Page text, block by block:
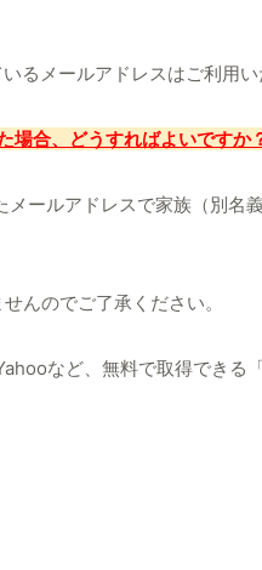
るメールアドレスはご利用い
場合、どうすればよいですか
ールアドレスで家族（別名
んのでご了承ください。
など、無料で取得できる